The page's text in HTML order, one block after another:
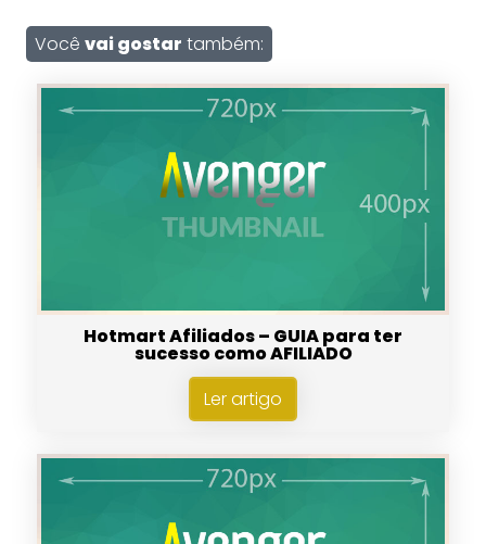
Você vai gostar também:
Hotmart Afiliados – GUIA para ter
sucesso como AFILIADO
Ler artigo